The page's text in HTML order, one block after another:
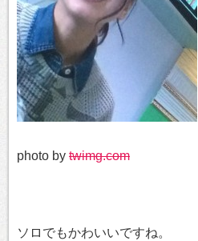
photo by twimg.com
ソロでもかわいいですね。